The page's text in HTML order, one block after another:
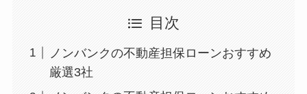
目次
ノンバンクの不動産担保ローンおすすめ
厳選3社